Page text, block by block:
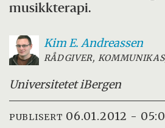
musikkterapi.
Kim E. Andreassen
RÅDGIVER,
Universitetet iBergen
PUBLISERT 06.01.2012 -